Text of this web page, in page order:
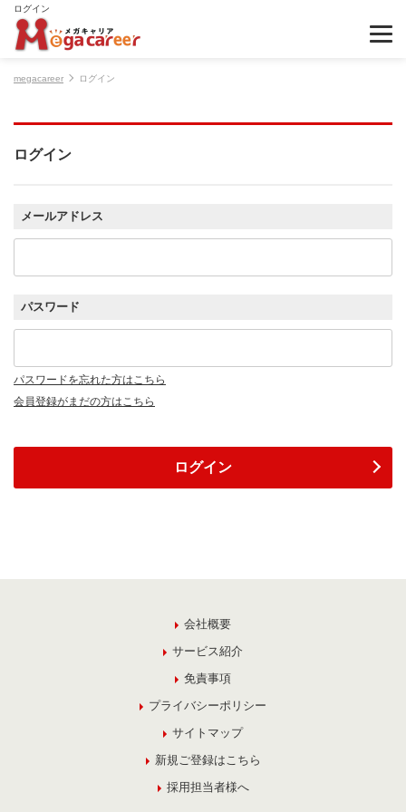
ログイン
megacareer ログイン
ログイン
メールアドレス
パスワード
パスワードを忘れた方はこちら
会員登録がまだの方はこちら
ログイン
会社概要
サービス紹介
免責事項
プライバシーポリシー
サイトマップ
新規ご登録はこちら
採用担当者様へ